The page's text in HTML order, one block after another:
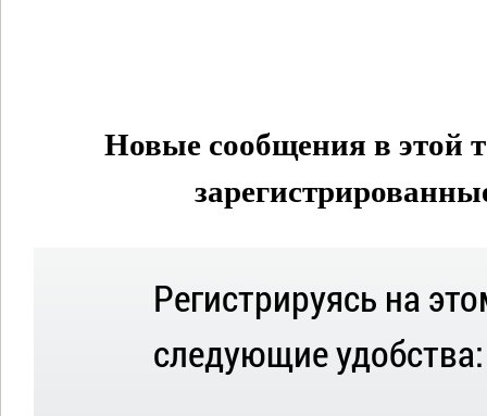
Новые сообщения в этой
Регистрируясь на
следующие удобства: